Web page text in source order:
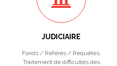
JUDICIAIRE
Fonds / Référés / Requêtes.
Traitement de difficultés des